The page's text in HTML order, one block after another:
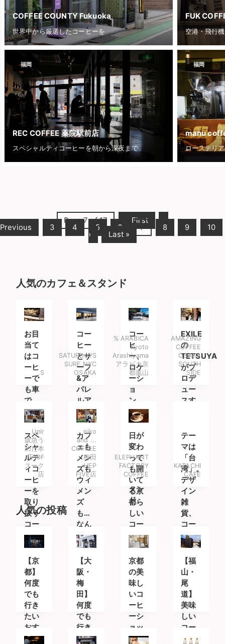
COFFEE COUNTY Fukuoka
世界中から厳選したコーヒーを
FUK
福岡
REC COFFEE 薬院駅前店
スペシャルティコーヒーを朝から深夜まで
福岡
manu
Page 7 of 17 « First ‹
Previous 3 4 5 6 7 8 9 10
› Last »
人気のカフェ＆スタンド
お目
当て
はコ
ーヒ
ーで
も車
で
も。
.S
コー
ヒー
とサ
ーフ
&ア
パレ
ルア
イテ
ムを
楽し
みに
南船
場へ
SATURDAYS
SURF NYC
OSAKA
コー
ヒ
ー、
ロケ
ーシ
ョ
ン、
空間
の全
てが
最高
なコ
ーヒ
ース
タン
ド
% ARABICA
Kyoto
Arashiyama
アラビカ京
都嵐山
EXILE
の
TETSUYA
がプ
ロデ
ュー
スす
ース
タン
ド
AMAZING
COFFEE
OSAKA
SOUTH
SIDE
スペ
シャ
ルテ
ィコ
ーヒ
ーを
取り
扱う
コー
ヒー
専門
店
Unir
阪急う
めだ本
店10F
スーク
店
カフ
ェも
メン
ズも
ウィ
メン
ズ
も…
なん
だ誰
でも
楽し
める
じゃ
ん！
niko
and ...
COFFEE
梅田
HEP
FIVE店
日が
変わ
って
も開
いて
る京
都ら
しい
コー
ヒー
ショ
ップ
ELEPHANT
FACTORY
COFFEE
テー
マは
「台
湾」。
デザ
イン
雑
貨、
コー
ヒ
ー、
お茶
が楽
しめ
るカ
フェ
KATACHI
CAFE
人気の投稿
【京
都】
何度
でも
行き
たい
おす
すめ
【大
阪・
梅
田】
何度
でも
行き
たい
京都
の美
味し
いコ
ーヒ
ーシ
ョッ
プ
【福
山・
尾
道】
美味
しい
コー
ヒー